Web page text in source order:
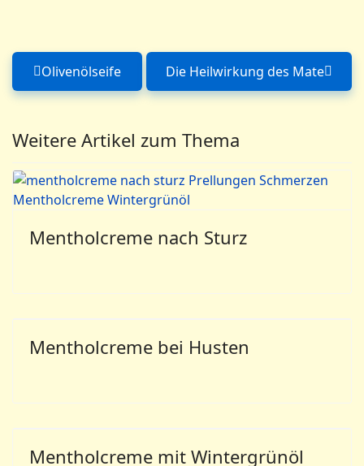
Vorheriger Beitrag: Olivenölseife
Olivenölseife Nächster Beitrag:
Die Heilwirkung des Mate
Weitere Artikel zum Thema
Mentholcreme nach Sturz